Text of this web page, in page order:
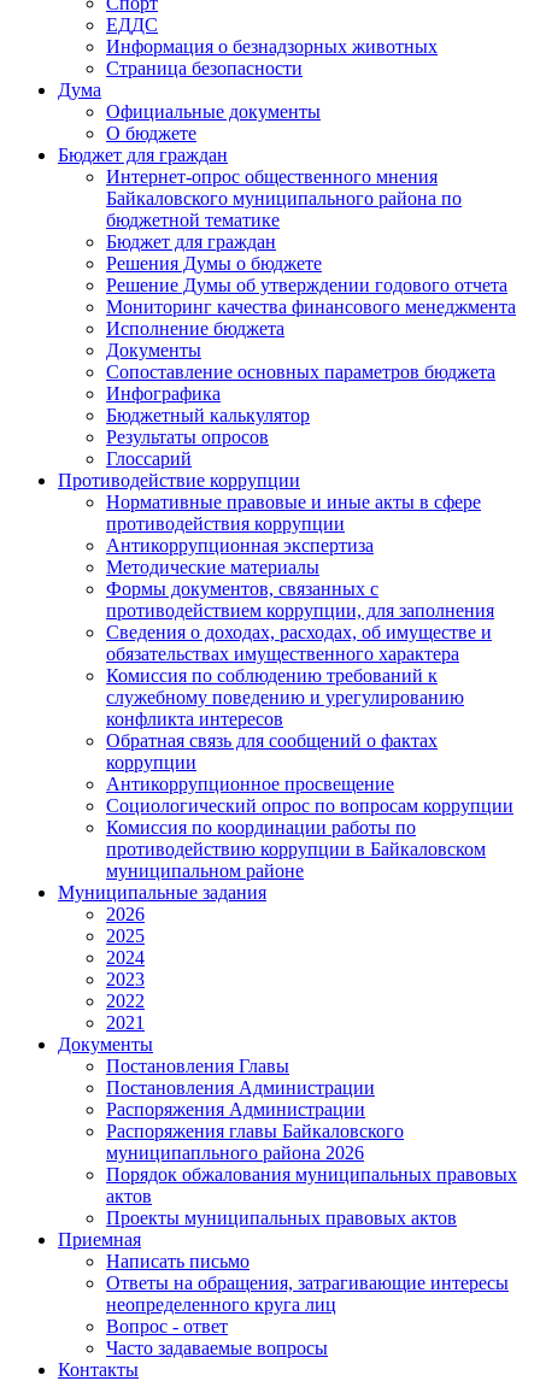
ЕДДС
Информация о безнадзорных животных
Страница безопасности
Дума
Официальные документы
О бюджете
Бюджет для граждан
Интернет-опрос общественного мнения
Байкаловского муниципального района по
бюджетной тематике
Бюджет для граждан
Решения Думы о бюджете
Решение Думы об утверждении годового отчета
Мониторинг качества финансового менеджмента
Исполнение бюджета
Документы
Сопоставление основных параметров бюджета
Инфографика
Бюджетный калькулятор
Результаты опросов
Глоссарий
Противодействие коррупции
Нормативные правовые и иные акты в сфере
противодействия коррупции
Антикоррупционная экспертиза
Методические материалы
Формы документов, связанных с
противодействием коррупции, для заполнения
Сведения о доходах, расходах, об имуществе и
обязательствах имущественного характера
Комиссия по соблюдению требований к
служебному поведению и урегулированию
конфликта интересов
Обратная связь для сообщений о фактах
коррупции
Антикоррупционное просвещение
Социологический опрос по вопросам коррупции
Комиссия по координации работы по
противодействию коррупции в Байкаловском
муниципальном районе
Муниципальные задания
2026
2025
2024
2023
2022
2021
Документы
Постановления Главы
Постановления Администрации
Распоряжения Администрации
Распоряжения главы Байкаловского
муниципапльного района 2026
Порядок обжалования муниципальных правовых
актов
Проекты муниципальных правовых актов
Приемная
Написать письмо
Ответы на обращения, затрагивающие интересы
неопределенного круга лиц
Вопрос - ответ
Часто задаваемые вопросы
Контакты